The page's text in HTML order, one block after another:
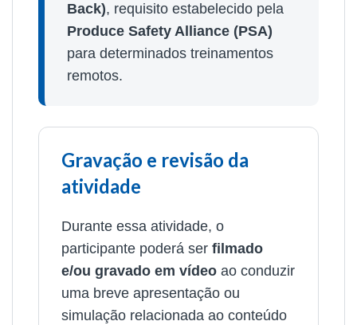
Back), requisito estabelecido pela
Produce Safety Alliance (PSA)
para determinados treinamentos
remotos.
Gravação e revisão da
atividade
Durante essa atividade, o
participante poderá ser filmado
e/ou gravado em vídeo ao conduzir
uma breve apresentação ou
simulação relacionada ao conteúdo